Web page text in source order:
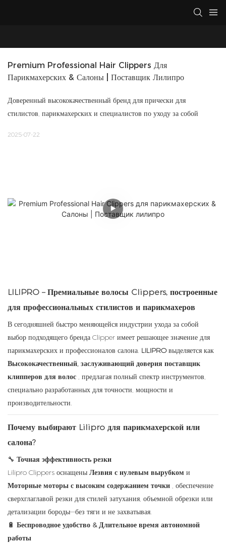
Premium Professional Hair Clippers Для
Парикмахерских & Салоны | Поставщик Лилипро
Доверенный высококачественный бренд для прически для
стилистов, парикмахерских и специалистов по уходу за собой
2025-07-22
LILIPRO – Премиальные волосы Clippers, построенные
для профессиональных стилистов и парикмахеров
В сегодняшней быстро меняющейся индустрии ухода за собой
выбор подходящего бренда Clipper имеет решающее значение для
парикмахерских и профессионалов салона. LILIPROвыделяется как
Высококачественный, заслуживающий доверия поставщик
клипперов для волос , предлагая полный спектр инструментов,
специально разработанных для точности, мощности и
производительности.
Почему выбирают Lilipro для парикмахерской или
салона?
🔧 Точная эффективность резки
Lilipro Clippers оснащены Лезвия с нулевым вырубком и
Моторные моторы с высоким содержанием точки , обеспечение
сверхглаглавой резки для стилей затухания, объемной обрезки или
детализации бороды—без тяги и не захватывая.
🔋 Беспроводное удобство & Длительное время автономной
работы